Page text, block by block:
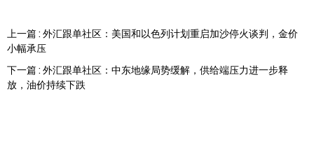
上一篇 : 外汇跟单社区：美国和以色列计划重启加沙停火谈判，金价
小幅承压
下一篇 : 外汇跟单社区：中东地缘局势缓解，供给端压力进一步释
放，油价持续下跌